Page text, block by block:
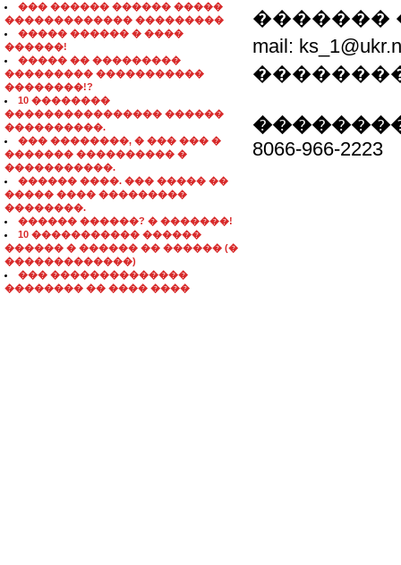
��� ������ ������ �����
������������� ���������
����� ������ � ����
������!
����� �� ���������
��������� �����������
��������!?
10 ��������
���������������� ������
����������.
��� ��������, � ��� ��� �
������� ���������� �
�����������.
������ ����. ��� ����� ��
����� ���� ���������
��������.
������ ������? � �������!
10 ����������� ������
������ � ������ �� ������ (�
�������������)
��� ��������������
�������� �� ���� ����
�������
mail:
��������:
8066-966-2223